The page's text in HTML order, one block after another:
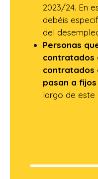
2023/24. En
debéis
del
Personas
contratados
contratados
pasan a
largo de este